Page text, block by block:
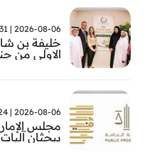
2026-08-06 | 12:31
خليفة بن
الاولى من
مستشفى
2026-08-06 | 12:24
مجلس
يبحثان